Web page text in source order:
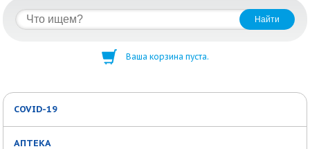
Ваша корзина пуста.
COVID-19
АПТЕКА